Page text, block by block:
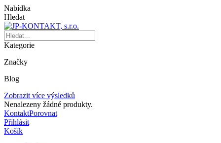
Nabídka
Hledat
Kategorie
Značky
Blog
Zobrazit více výsledků
Nenalezeny žádné produkty.
KontaktPorovnat
Přihlásit
Košík